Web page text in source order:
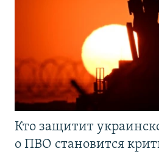
Кто защитит
о ПВО становится